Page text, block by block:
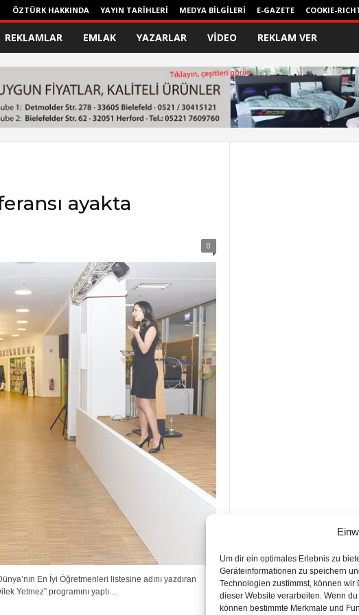
Um dir ein optimales Erlebnis zu
Geräteinformationen zu speichern
Technologien zustimmst, können
dieser Website verarbeiten. Wenn
können bestimmte Merkmale und
ÖZTÜRK HAKKINDA YAYIN TARİHLERİ MEDYA BİLGİLERİ E-GAZETE COOKIE-
REKLAMLAR EMLAK YAZARLAR VİDEO REKLAM VER
ayakta
0
En İyi Öğretmenleri listesine adını yazdıran
Yetmez” programını yaptı....